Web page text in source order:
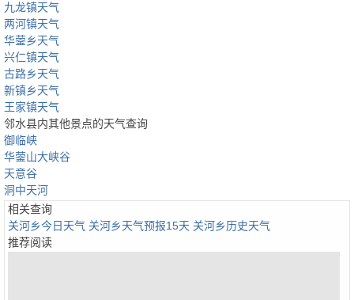
九龙镇天气
两河镇天气
华蓥乡天气
兴仁镇天气
古路乡天气
新镇乡天气
王家镇天气
邻水县内其他景点的天气查询
御临峡
华蓥山大峡谷
天意谷
洞中天河
相关查询
关河乡今日天气 关河乡天气预报15天 关河乡历史天气
推荐阅读